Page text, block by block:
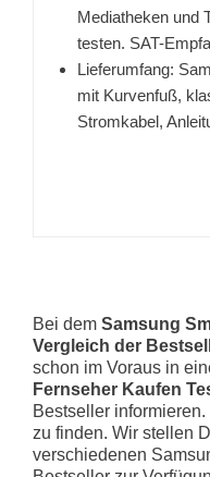
Mediatheken und
testen. SAT-
Lieferumfang:
mit Kurvenfuß,
Stromkabel,
Bei dem Samsung
Vergleich der
schon im Voraus in
Fernseher Kaufen
Bestseller
zu finden. Wir stellen
verschiedenen